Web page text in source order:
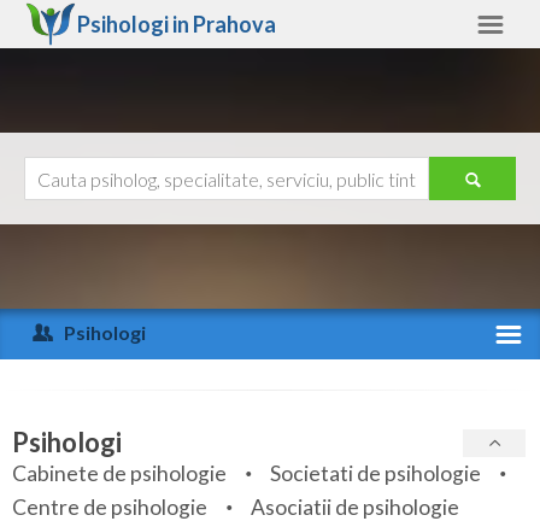
Psihologi in Prahova
Arad
Arges
Bihor
Bistrita-Nasaud
Ajutor
Psihologi
Specialitati
Servicii
Psihologi
Cabinete de psihologie
Societati de psihologie
Centre de psihologie
Asociatii de psihologie